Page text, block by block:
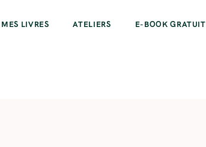
MES LIVRES ATELIERS E-BOOK GRATUIT